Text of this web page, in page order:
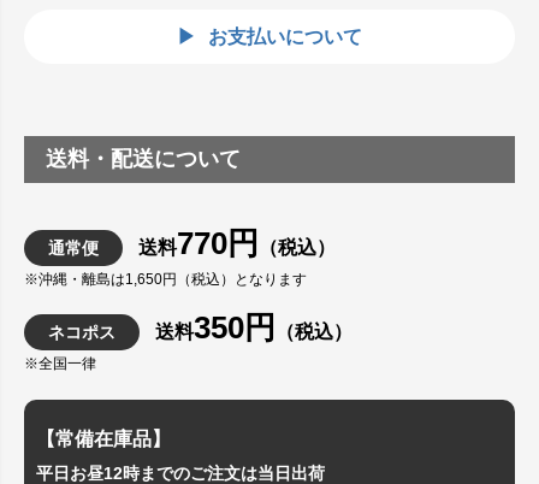
お支払いについて
送料・配送について
通常便 送料770円 （税込）
※沖縄・離島は1,650円（税込）となります
ネコポス 送料350円 （税込）
※全国一律
【常備在庫品】
平日お昼12時までのご注文は当日出荷